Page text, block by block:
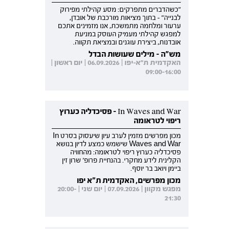
"כשהדברים מתפרקים: מסע קהילתי מפירוק
לבנייה" - בתוך מציאות מורכבת של אובדן,
ערעור ומלחמה מתמשכת, אנו מזמינים אתכם
למפגש קהילתי מעמיק העוסק במניעת
אובדנות, ביצירת עוגנים ובמציאת תקווה.
מש"ה - מילים שעושות הבדל
האקדמית ת"א-יפו | 06.09.2026 | יום ראשון |
09:00-16:00
In Waves and War - פסיכדליה כערוץ
ריפוי לטראומה
מכון מפרשים מזמין לערב עיון שיעסוק בסרט In
Waves and War שישמש כמצע לדיון בנושא
פסיכדליה כערוץ ריפוי לטראומה: מהחוויה
הקלינית לידע מחקרי. בהנחיית פרופ' שרון זין
ביימן ויואב בר יוסף.
מכון מפרשים, האקדמית ת"א יפו
מפגש מקוון | 07.09.2026 | יום שני | 20:00-
21:30